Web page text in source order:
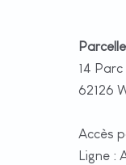
14
62126
Accès
Ligne :